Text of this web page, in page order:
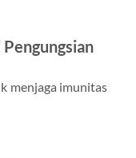
menjaga imunitas